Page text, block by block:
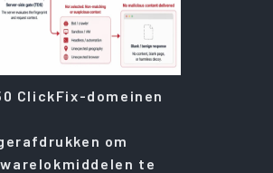
ClickFix-domeinen
om
te